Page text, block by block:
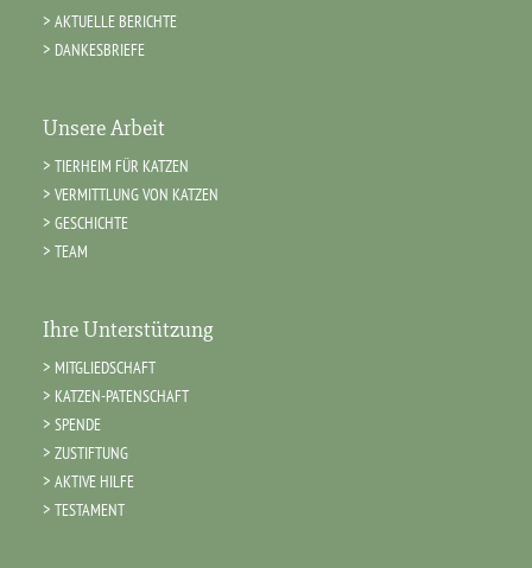
AKTUELLE BERICHTE
DANKESBRIEFE
Unsere Arbeit
TIERHEIM FÜR KATZEN
VERMITTLUNG VON KATZEN
GESCHICHTE
TEAM
Ihre Unterstützung
MITGLIEDSCHAFT
KATZEN-PATENSCHAFT
SPENDE
ZUSTIFTUNG
AKTIVE HILFE
TESTAMENT